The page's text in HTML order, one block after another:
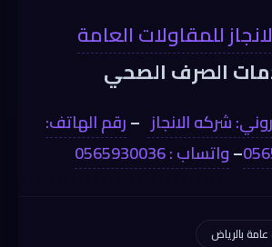
للمقاولات العامة
الصرف الصحي
شركه الانجاز –رقم الهاتف:
–واتساب : 0565930036
بالرياض